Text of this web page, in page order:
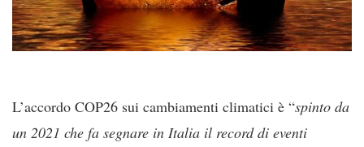
L’accordo COP26 sui cambiamenti climatici è “spinto da
un 2021 che fa segnare in Italia il record di eventi